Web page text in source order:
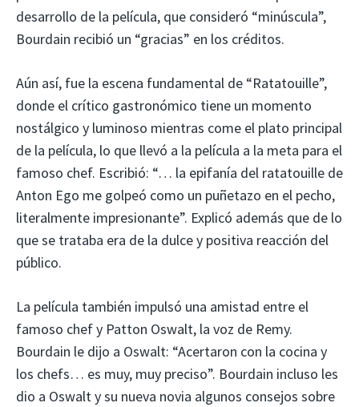
desarrollo de la película, que consideró “minúscula”,
Bourdain recibió un “gracias” en los créditos.
Aún así, fue la escena fundamental de “Ratatouille”,
donde el crítico gastronómico tiene un momento
nostálgico y luminoso mientras come el plato principal
de la película, lo que llevó a la película a la meta para el
famoso chef. Escribió: “… la epifanía del ratatouille de
Anton Ego me golpeó como un puñetazo en el pecho,
literalmente impresionante”. Explicó además que de lo
que se trataba era de la dulce y positiva reacción del
público.
La película también impulsó una amistad entre el
famoso chef y Patton Oswalt, la voz de Remy.
Bourdain le dijo a Oswalt: “Acertaron con la cocina y
los chefs… es muy, muy preciso”. Bourdain incluso les
dio a Oswalt y su nueva novia algunos consejos sobre